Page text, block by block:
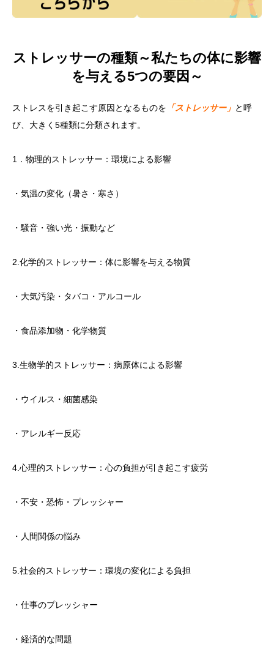
ストレッサーの種類～私たちの体に影響
を与える5つの要因～
ストレスを引き起こす原因となるものを 「ストレッサー」 と呼
び、大きく5種類に分類されます。
1．物理的ストレッサー：環境による影響
・気温の変化（暑さ・寒さ）
・騒音・強い光・振動など
2.化学的ストレッサー：体に影響を与える物質
・大気汚染・タバコ・アルコール
・食品添加物・化学物質
3.生物学的ストレッサー：病原体による影響
・ウイルス・細菌感染
・アレルギー反応
4.心理的ストレッサー：心の負担が引き起こす疲労
・不安・恐怖・プレッシャー
・人間関係の悩み
5.社会的ストレッサー：環境の変化による負担
・仕事のプレッシャー
・経済的な問題